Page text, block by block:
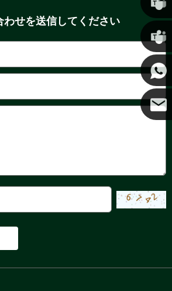
わせを送信してください
クリス
ケニー